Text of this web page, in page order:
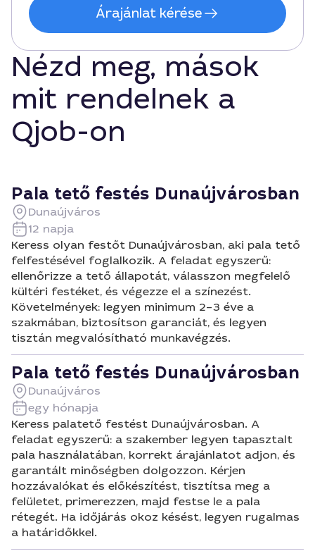
Árajánlat kérése
Nézd meg, mások
mit rendelnek a
Qjob-on
Pala tető festés Dunaújvárosban
Dunaújváros
12 napja
Keress olyan festőt Dunaújvárosban, aki pala tető
felfestésével foglalkozik. A feladat egyszerű:
ellenőrizze a tető állapotát, válasszon megfelelő
kültéri festéket, és végezze el a színezést.
Követelmények: legyen minimum 2–3 éve a
szakmában, biztosítson garanciát, és legyen
tisztán megvalósítható munkavégzés.
Pala tető festés Dunaújvárosban
Dunaújváros
egy hónapja
Keress palatető festést Dunaújvárosban. A
feladat egyszerű: a szakember legyen tapasztalt
pala használatában, korrekt árajánlatot adjon, és
garantált minőségben dolgozzon. Kérjen
hozzávalókat és előkészítést, tisztítsa meg a
felületet, primerezzen, majd festse le a pala
rétegét. Ha időjárás okoz késést, legyen rugalmas
a határidőkkel.